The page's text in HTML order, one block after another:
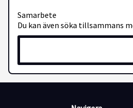
Samarbete
Du kan även söka tillsammans
C Företaget har funnits sedan
dagbarnvårdare i 20 kommuner